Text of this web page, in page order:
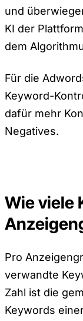
und
KI der
dem
Für die
Keyword-
dafür mehr
Negatives.
Wie viele
Pro
verwandte
Zahl ist die
Keywords